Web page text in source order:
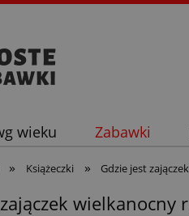
wieku Zabawki
» Książeczki » Gdzie jest
wielkanocny